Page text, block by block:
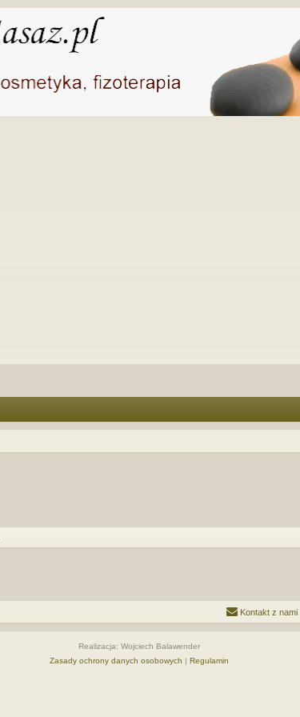
Kontakt z nami
Realizacja: Wojciech Balawender
Zasady ochrony danych osobowych | Regulamin